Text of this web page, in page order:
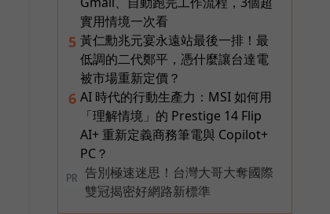
實用情境一次看
5 黃仁勳兆元宴永遠站最後一排！最
低調的二代鄭平，憑什麼讓台達電
被市場重新定價？
6 AI 時代的行動生產力：MSI 如何用
「理解情境」的 Prestige 14 Flip
AI+ 重新定義商務筆電與 Copilot+
PC？
PR
告別極速迷思！台灣大哥大奪國際
雙冠揭密好網路新標準